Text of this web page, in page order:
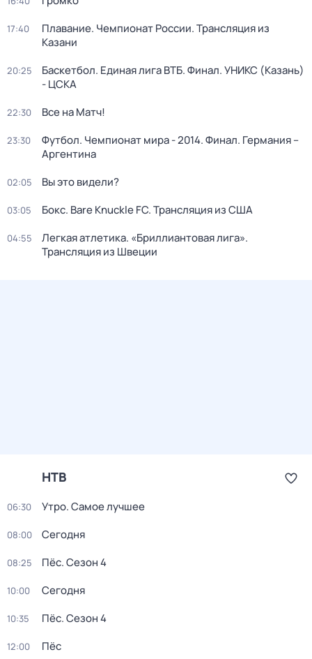
17:40
Плавание. Чемпионат России. Трансляция из
Казани
20:25
Баскетбол. Единая лига ВТБ. Финал. УНИКС (Казань)
- ЦСКА
22:30 Все на Матч!
23:30
Футбол. Чемпионат мира - 2014. Финал. Германия –
Аргентина
02:05 Вы это видели?
03:05 Бокс. Bare Knuckle FC. Трансляция из США
04:55
Легкая атлетика. «Бриллиантовая лига».
Трансляция из Швеции
НТВ
06:30 Утро. Самое лучшее
08:00 Сегодня
08:25 Пёс. Сезон 4
10:00 Сегодня
10:35 Пёс. Сезон 4
12:00 Пёс